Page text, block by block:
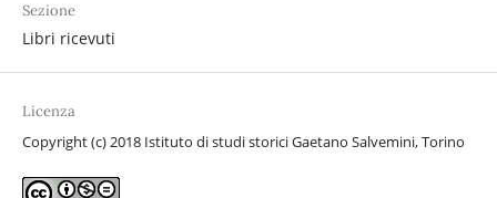
Sezione
Libri ricevuti
Licenza
Copyright (c) 2018 Istituto di studi storici Gaetano Salvemini, Torino